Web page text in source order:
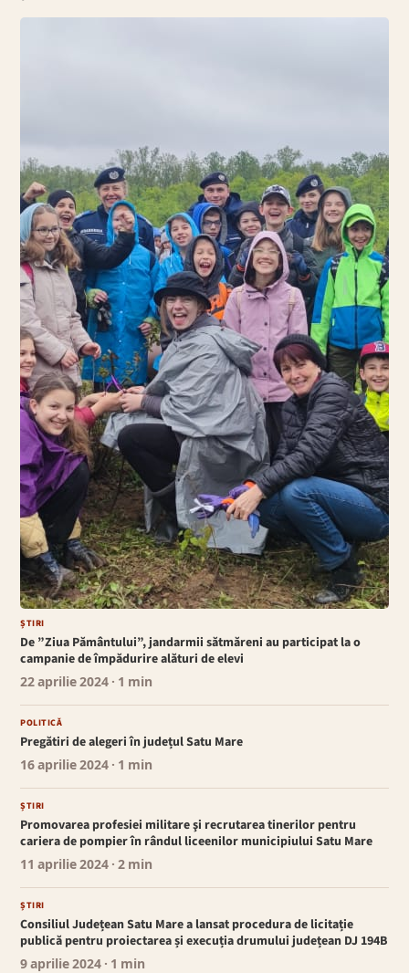
ȘTIRI
De ”Ziua Pământului”, jandarmii sătmăreni au participat la o
campanie de împădurire alături de elevi
22 aprilie 2024 · 1 min
POLITICĂ
Pregătiri de alegeri în județul Satu Mare
16 aprilie 2024 · 1 min
ȘTIRI
Promovarea profesiei militare şi recrutarea tinerilor pentru
cariera de pompier în rândul liceenilor municipiului Satu Mare
11 aprilie 2024 · 2 min
ȘTIRI
Consiliul Județean Satu Mare a lansat procedura de licitație
publică pentru proiectarea și execuția drumului județean DJ 194B
9 aprilie 2024 · 1 min